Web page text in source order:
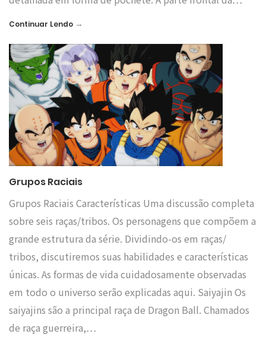
Continuar Lendo →
Grupos Raciais
Grupos Raciais Características Uma discussão completa
sobre seis raças/tribos. Os personagens que compõem a
grande estrutura da série. Dividindo-os em raças/
tribos, discutiremos suas habilidades e características
únicas. As formas de vida cuidadosamente observadas
em todo o universo serão explicadas aqui. Saiyajin Os
saiyajins são a principal raça de Dragon Ball. Chamados
de raça guerreira,…